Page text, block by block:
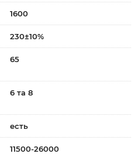
1600
230±10%
65
6 та 8
есть
11500-26000